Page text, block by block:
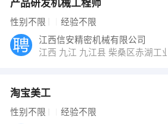
产品研发机械工程师
性别不限 经验不限
江西信安精密机械有限公司
江西 九江 九江县 柴桑区赤湖工
淘宝美工
性别不限 经验不限